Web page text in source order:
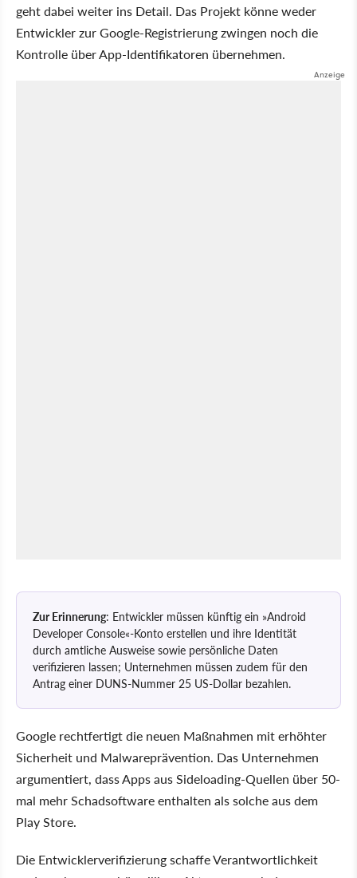
geht dabei weiter ins Detail. Das Projekt könne weder
Entwickler zur Google-Registrierung zwingen noch die
Kontrolle über App-Identifikatoren übernehmen.
Zur Erinnerung: Entwickler müssen künftig ein »Android
Developer Console«-Konto erstellen und ihre Identität
durch amtliche Ausweise sowie persönliche Daten
verifizieren lassen; Unternehmen müssen zudem für den
Antrag einer DUNS-Nummer 25 US-Dollar bezahlen.
Google rechtfertigt die neuen Maßnahmen mit erhöhter
Sicherheit und Malwareprävention. Das Unternehmen
argumentiert, dass Apps aus Sideloading-Quellen über 50-
mal mehr Schadsoftware enthalten als solche aus dem
Play Store.
Die Entwicklerverifizierung schaffe Verantwortlichkeit